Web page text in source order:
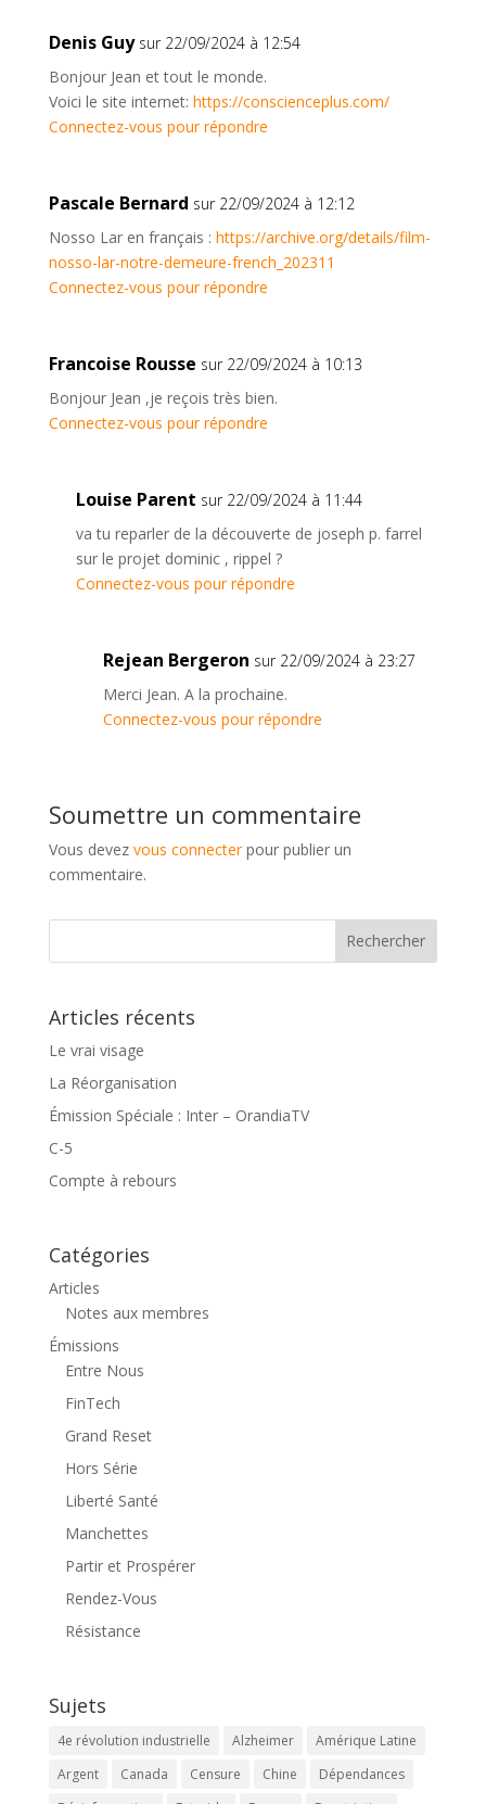
Denis Guy sur 22/09/2024 à 12:54
Bonjour Jean et tout le monde.
Voici le site internet: https://conscienceplus.com/
Connectez-vous pour répondre
Pascale Bernard sur 22/09/2024 à 12:12
Nosso Lar en français : https://archive.org/details/film-
nosso-lar-notre-demeure-french_202311
Connectez-vous pour répondre
Francoise Rousse sur 22/09/2024 à 10:13
Bonjour Jean ,je reçois très bien.
Connectez-vous pour répondre
Louise Parent sur 22/09/2024 à 11:44
va tu reparler de la découverte de joseph p. farrel
sur le projet dominic , rippel ?
Connectez-vous pour répondre
Rejean Bergeron sur 22/09/2024 à 23:27
Merci Jean. A la prochaine.
Connectez-vous pour répondre
Soumettre un commentaire
Vous devez vous connecterpour publier un
commentaire.
Articles récents
Le vrai visage
La Réorganisation
Émission Spéciale : Inter – OrandiaTV
C-5
Compte à rebours
Catégories
Articles
Notes aux membres
Émissions
Entre Nous
FinTech
Grand Reset
Hors Série
Liberté Santé
Manchettes
Partir et Prospérer
Rendez-Vous
Résistance
Sujets
4e révolution industrielle Alzheimer
Amérique Latine
Argent
Canada Censure Chine
Dépendances